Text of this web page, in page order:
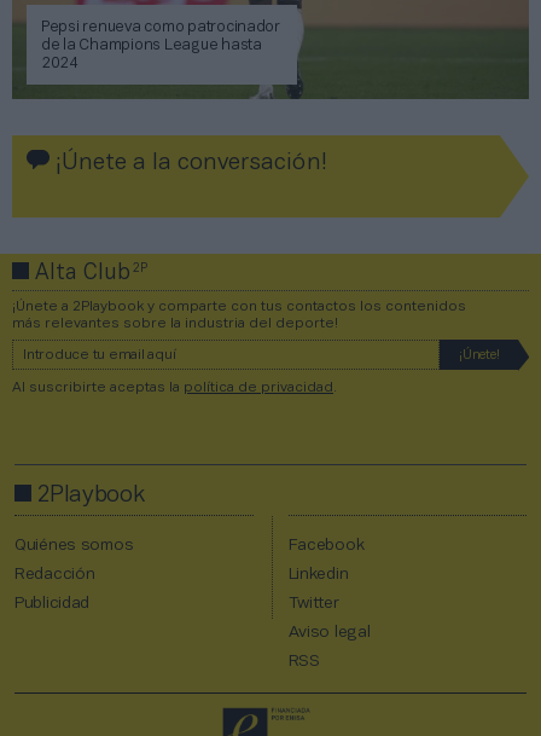
Pepsi renueva como patrocinador
de la Champions League hasta
2024
¡Únete a la conversación!
Alta Club2P
¡Únete a 2Playbook y comparte con tus contactos los contenidos
más relevantes sobre la industria del deporte!
Al suscribirte aceptas la política de privacidad .
2Playbook
Quiénes somos
Redacción
Publicidad
Facebook
Linkedin
Twitter
Aviso legal
RSS